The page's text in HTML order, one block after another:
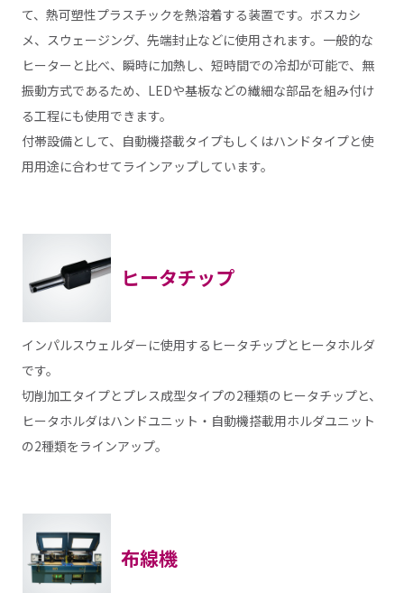
て、熱可塑性プラスチックを熱溶着する装置です。ボスカシ
メ、スウェージング、先端封止などに使用されます。一般的な
ヒーターと比べ、瞬時に加熱し、短時間での冷却が可能で、無
振動方式であるため、LEDや基板などの繊細な部品を組み付け
る工程にも使用できます。
付帯設備として、自動機搭載タイプもしくはハンドタイプと使
用用途に合わせてラインアップしています。
ヒータチップ
インパルスウェルダーに使用するヒータチップとヒータホルダ
です。
切削加工タイプとプレス成型タイプの2種類のヒータチップと、
ヒータホルダはハンドユニット・自動機搭載用ホルダユニット
の2種類をラインアップ。
布線機